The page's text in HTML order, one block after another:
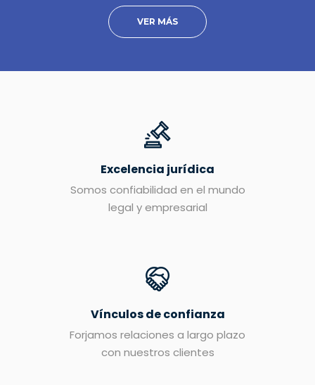
VER MÁS
Excelencia jurídica
Somos confiabilidad en el mundo
legal y empresarial
Vínculos de confianza
Forjamos relaciones a largo plazo
con nuestros clientes